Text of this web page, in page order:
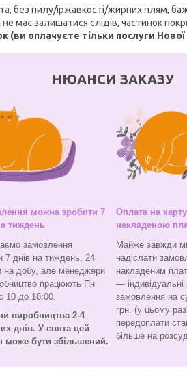
без пилу/іржавкості/жирних плям,
має залишатися слідів, частинок
(ви оплачуєте тільки послуги
НЮАНСИ ЗАКАЗУ
можна зробити 7
тиждень
замовлення
7 днів на тиждень, 24
на добу, але менеджери
працюють Пн
10 до 18:00.
виробництва 2-4
днів. У свята цей
може бути збільшений.
Оплата на
накладеною
Майже завжди
надіслати
накладеним
—
замовлення на
грн. (у цьому
передоплати
більше на розсуд